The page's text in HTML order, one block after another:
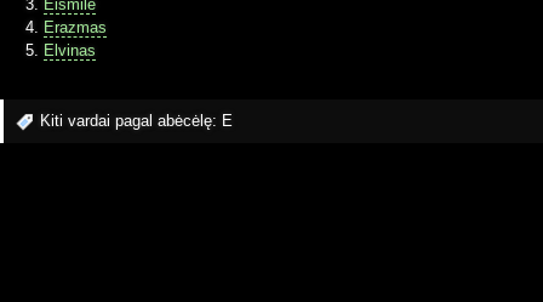
Eismilė
Erazmas
Elvinas
Kiti vardai pagal abėcėlę: E